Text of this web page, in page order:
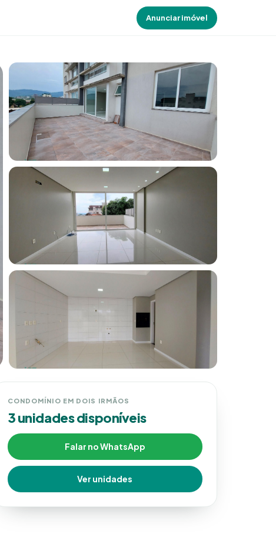
Anunciar imóvel
CONDOMÍNIO EM DOIS IRMÃOS
3 unidades disponíveis
Falar no WhatsApp
Ver unidades